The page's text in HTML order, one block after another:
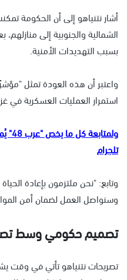
أشار نتنياهو إلى أن الحكومة
الشمالية والجنوبية إلى
بسبب التهديدات الأمنية.
واعتبر أن هذه العودة تمثل
استمرار العمليات العسكرية في
تلجرام
وتابع: "نحن ملتزمون بإعادة
وسنواصل العمل لضمان أمن
تصميم حكومي وسط
تصريحات نتنياهو تأتي في وقت